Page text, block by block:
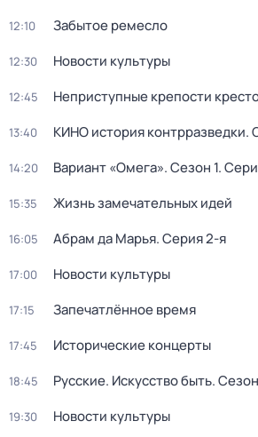
12:10 Забытое ремесло
12:30 Новости культуры
12:45 Неприступные крепости
13:40 КИНО история контрразведки.
14:20 Вариант «Омега». Сезон 1.
15:35 Жизнь замечательных идей
16:05 Абрам да Марья. Серия 2-я
17:00 Новости культуры
17:15 Запечатлённое время
17:45 Исторические концерты
18:45 Русские. Искусство быть.
19:30 Новости культуры